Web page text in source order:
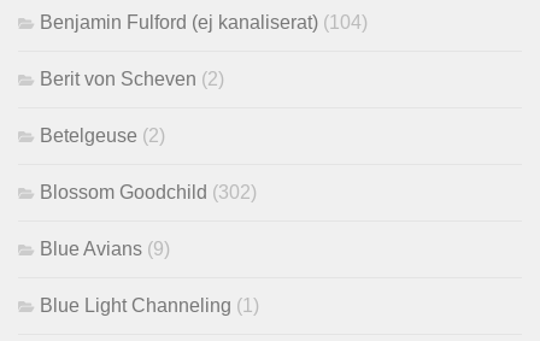
Benjamin Fulford (ej kanaliserat) (104)
Berit von Scheven (2)
Betelgeuse (2)
Blossom Goodchild (302)
Blue Avians (9)
Blue Light Channeling (1)